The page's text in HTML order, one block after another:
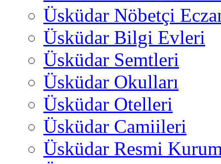
Üsküdar Nöbetçi
Üsküdar Bilgi Evleri
Üsküdar Semtleri
Üsküdar Okulları
Üsküdar Otelleri
Üsküdar Camiileri
Üsküdar Resmi